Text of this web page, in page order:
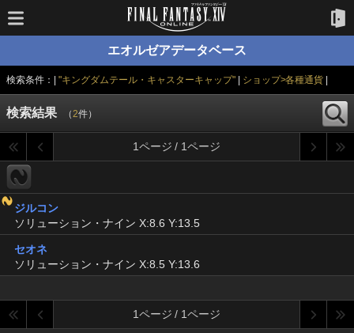
エオルゼアデータベース
検索条件：| "キングダムテール・キャスターキャップ"| ショップ>各種通貨
検索結果 （2件）
1ページ / 1ページ
ジルコン
ソリューション・ナイン X:8.6 Y:13.5
セオネ
ソリューション・ナイン X:8.5 Y:13.6
1ページ / 1ページ